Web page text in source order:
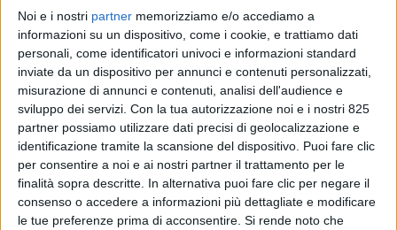
Noi e i nostri partner memorizziamo e/o accediamo a
informazioni su un dispositivo, come i cookie, e trattiamo dati
personali, come identificatori univoci e informazioni standard
inviate da un dispositivo per annunci e contenuti personalizzati,
misurazione di annunci e contenuti, analisi dell'audience e
sviluppo dei servizi. Con la tua autorizzazione noi e i nostri 825
partner possiamo utilizzare dati precisi di geolocalizzazione e
identificazione tramite la scansione del dispositivo. Puoi fare clic
per consentire a noi e ai nostri partner il trattamento per le
finalità sopra descritte. In alternativa puoi fare clic per negare il
consenso o accedere a informazioni più dettagliate e modificare
le tue preferenze prima di acconsentire. Si rende noto che